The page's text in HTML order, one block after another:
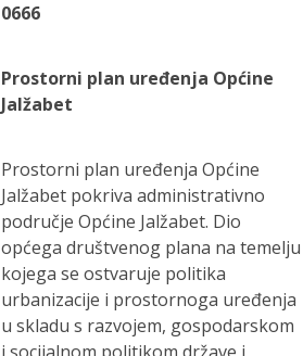
0666
Prostorni plan uređenja Općine
Jalžabet
Prostorni plan uređenja Općine
Jalžabet pokriva administrativno
područje Općine Jalžabet. Dio
općega društvenog plana na temelju
kojega se ostvaruje politika
urbanizacije i prostornoga uređenja
u skladu s razvojem, gospodarskom